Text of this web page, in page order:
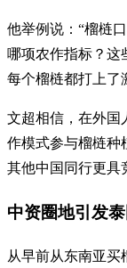
他举例说：“榴梿
哪项农作指标？这
每个榴梿都打上了
文超相信，在外国
作模式参与榴梿种
其他中国同行更具
中资圈地引发
从早前从东南亚买